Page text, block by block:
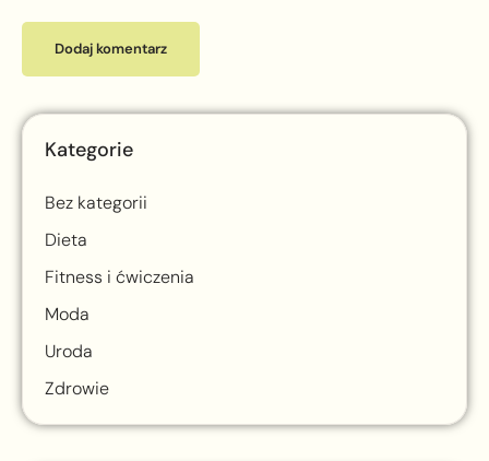
Kategorie
Bez kategorii
Dieta
Fitness i ćwiczenia
Moda
Uroda
Zdrowie